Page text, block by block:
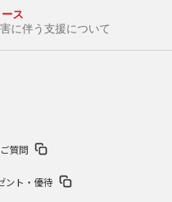
ス
に伴う支援について
質問
ント・優待